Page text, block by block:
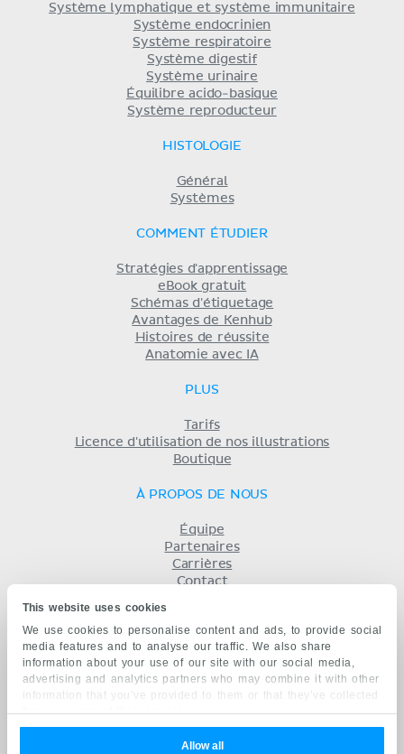
This website uses cookies
We use cookies to personalise content and ads, to provide social
media features and to analyse our traffic. We also share
information about your use of our site with our social media,
advertising and analytics partners who may combine it with other
information that you’ve provided to them or that they’ve collected
from your use of their services.
Allow all
Système lymphatique et système immunitaire
Système endocrinien
Système respiratoire
Système digestif
Système urinaire
Équilibre acido-basique
Système reproducteur
HISTOLOGIE
Général
Systèmes
COMMENT ÉTUDIER
Stratégies d'apprentissage
eBook gratuit
Schémas d'étiquetage
Avantages de Kenhub
Histoires de réussite
Anatomie avec IA
PLUS
Tarifs
Licence d'utilisation de nos illustrations
Boutique
À PROPOS DE NOUS
Équipe
Partenaires
Carrières
Contact
Politique de confidentialité
KENHUB EN...
English